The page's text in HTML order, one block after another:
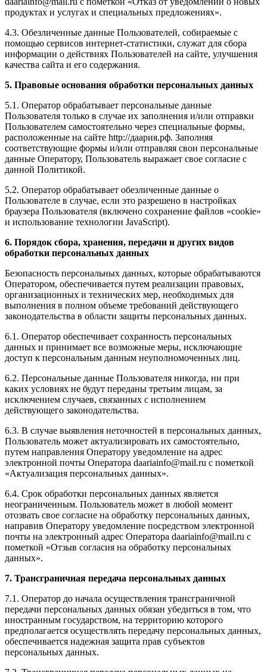
продуктах и услугах и специальных предложениях».
4.3. Обезличенные данные Пользователей, собираемые с
помощью сервисов интернет-статистики, служат для сбора
информации о действиях Пользователей на сайте, улучшения
качества сайта и его содержания.
5. Правовые основания обработки персональных данных
5.1. Оператор обрабатывает персональные данные
Пользователя только в случае их заполнения и/или отправки
Пользователем самостоятельно через специальные формы,
расположенные на сайте http://даария.рф. Заполняя
соответствующие формы и/или отправляя свои персональные
данные Оператору, Пользователь выражает свое согласие с
данной Политикой.
5.2. Оператор обрабатывает обезличенные данные о
Пользователе в случае, если это разрешено в настройках
браузера Пользователя (включено сохранение файлов «cookie»
и использование технологии JavaScript).
6. Порядок сбора, хранения, передачи и других видов
обработки персональных данных
Безопасность персональных данных, которые обрабатываются
Оператором, обеспечивается путем реализации правовых,
организационных и технических мер, необходимых для
выполнения в полном объеме требований действующего
законодательства в области защиты персональных данных.
6.1. Оператор обеспечивает сохранность персональных
данных и принимает все возможные меры, исключающие
доступ к персональным данным неуполномоченных лиц.
6.2. Персональные данные Пользователя никогда, ни при
каких условиях не будут переданы третьим лицам, за
исключением случаев, связанных с исполнением
действующего законодательства.
6.3. В случае выявления неточностей в персональных данных,
Пользователь может актуализировать их самостоятельно,
путем направления Оператору уведомление на адрес
электронной почты Оператора daariainfo@mail.ru с пометкой
«Актуализация персональных данных».
6.4. Срок обработки персональных данных является
неограниченным. Пользователь может в любой момент
отозвать свое согласие на обработку персональных данных,
направив Оператору уведомление посредством электронной
почты на электронный адрес Оператора daariainfo@mail.ru с
пометкой «Отзыв согласия на обработку персональных
данных».
7. Трансграничная передача персональных данных
7.1. Оператор до начала осуществления трансграничной
передачи персональных данных обязан убедиться в том, что
иностранным государством, на территорию которого
предполагается осуществлять передачу персональных данных,
обеспечивается надежная защита прав субъектов
персональных данных.